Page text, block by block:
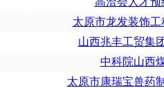
太原市龙发装饰
山西兆丰工贸集
中科院山西
太原市康瑞宝兽药